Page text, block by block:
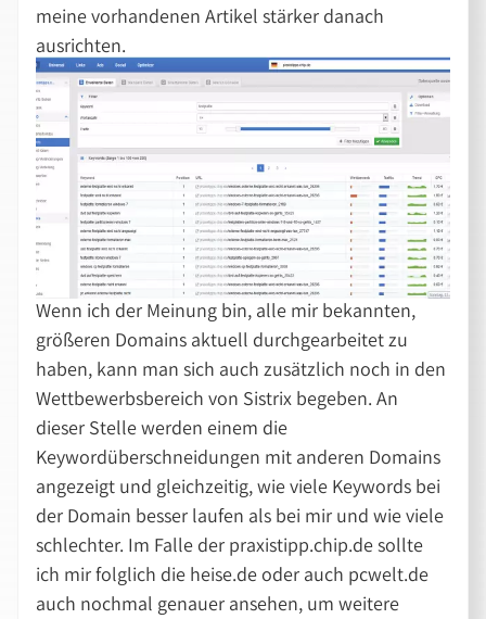
meine vorhandenen Artikel stärker danach
ausrichten.
Wenn ich der Meinung bin, alle mir bekannten,
größeren Domains aktuell durchgearbeitet zu
haben, kann man sich auch zusätzlich noch in den
Wettbewerbsbereich von Sistrix begeben. An
dieser Stelle werden einem die
Keywordüberschneidungen mit anderen Domains
angezeigt und gleichzeitig, wie viele Keywords bei
der Domain besser laufen als bei mir und wie viele
schlechter. Im Falle der praxistipp.chip.de sollte
ich mir folglich die heise.de oder auch pcwelt.de
auch nochmal genauer ansehen, um weitere